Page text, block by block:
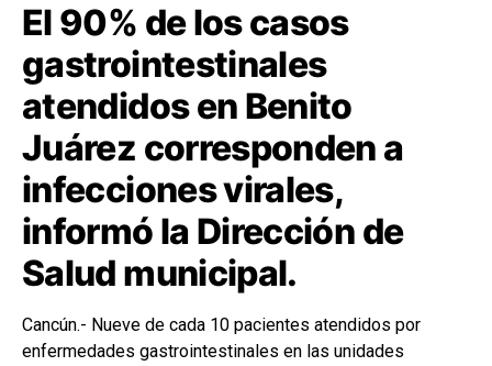
El 90% de los casos
gastrointestinales
atendidos en Benito
Juárez corresponden a
infecciones virales,
informó la Dirección de
Salud municipal.
Cancún.- Nueve de cada 10 pacientes atendidos por
enfermedades gastrointestinales en las unidades